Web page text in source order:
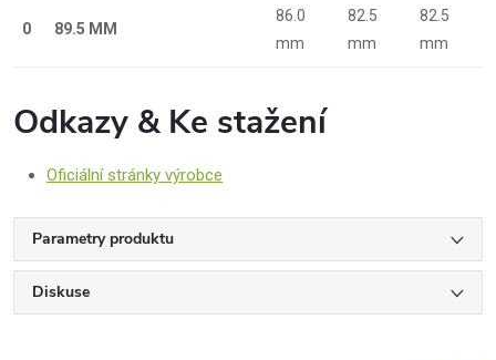
0 89.5 MM
86.0
mm
82.5
mm
82.5
mm
Odkazy & Ke stažení
Oficiální stránky výrobce
Parametry produktu
Diskuse